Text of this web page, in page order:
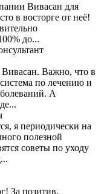
Вивасан для
в восторге от неё!
до...
Вивасан. Важно, что в
по лечению и
А
я периодически на
полезной
советы по уходу
За позитив,